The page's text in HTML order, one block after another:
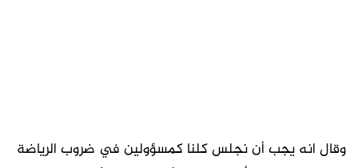
وقال انه يجب أن نجلس كلنا كمسؤولين في ضروب الرياضة